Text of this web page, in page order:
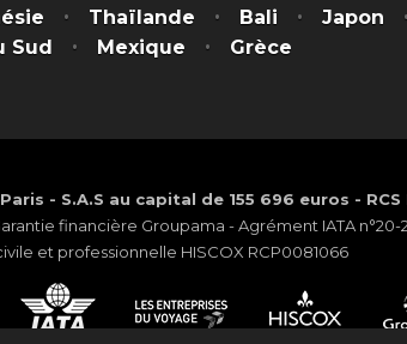
Thaïlande Bali Japon
Sud
Mexique Grèce
- S.A.S au capital de 155 696 euros - RCS
financière Groupama - Agrément IATA n°20-2
et professionnelle HISCOX RCP0081066